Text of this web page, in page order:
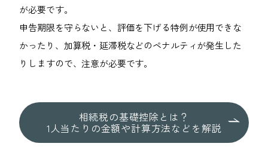
が必要です。
申告期限を守らないと、評価を下げる特例が使用できな
かったり、加算税・延滞税などのペナルティが発生した
りしますので、注意が必要です。
相続税の基礎控除とは？
1人当たりの金額や計算方法などを解説